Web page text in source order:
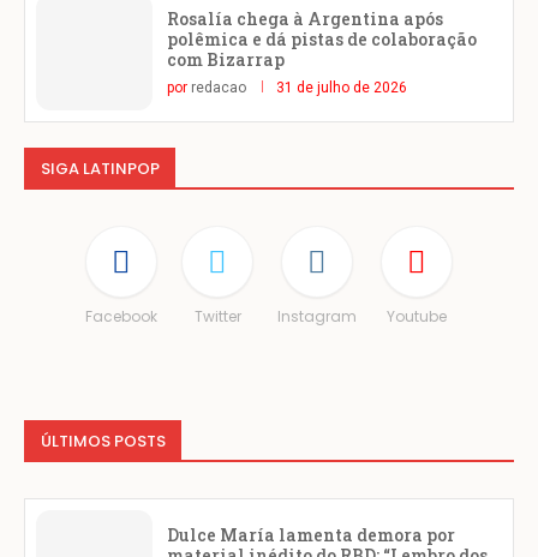
Rosalía chega à Argentina após
polêmica e dá pistas de colaboração
com Bizarrap
por redacao 31 de julho de 2026
SIGA LATINPOP
Facebook Twitter Instagram Youtube
ÚLTIMOS POSTS
Dulce María lamenta demora por